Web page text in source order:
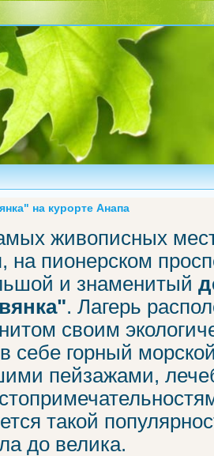
на курорте Анапа
живописных
на пионерском
и знаменитый
. Лагерь
своим
себе горный
пейзажами,
такой
до велика.